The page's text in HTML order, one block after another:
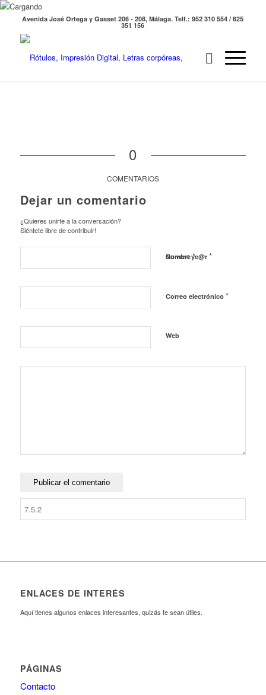
Avenida José Ortega y Gasset 206 - 208, Málaga. Telf.: 952 310 554 / 625
351 156
0
COMENTARIOS
Dejar un comentario
¿Quieres unirte a la conversación?
Siéntete libre de contribuir!
Nombre*
Correo electrónico *
Web
Current ye@r *
ENLACES DE INTERÉS
Aquí tienes algunos enlaces interesantes, quizás te sean útiles.
PÁGINAS
Contacto